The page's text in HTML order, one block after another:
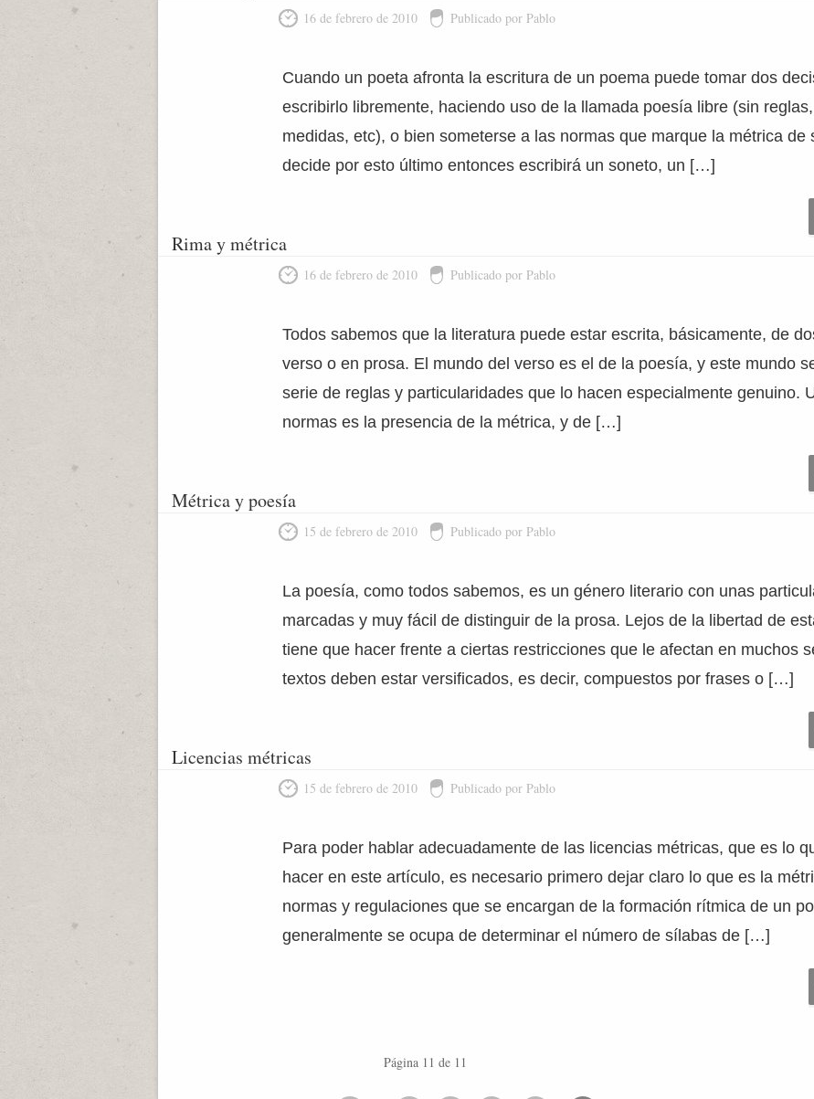
16 de febrero de 2010 Publicado por Pablo
Cuando un poeta afronta la escritura de un poema puede tomar dos
escribirlo libremente, haciendo uso de la llamada poesía libre (sin
medidas, etc), o bien someterse a las normas que marque la métrica de
decide por esto último entonces escribirá un soneto, un […]
Rima y métrica
16 de febrero de 2010 Publicado por Pablo
Todos sabemos que la literatura puede estar escrita, básicamente, de
verso o en prosa. El mundo del verso es el de la poesía, y este mundo
serie de reglas y particularidades que lo hacen especialmente genuino.
normas es la presencia de la métrica, y de […]
Métrica y poesía
15 de febrero de 2010 Publicado por Pablo
La poesía, como todos sabemos, es un género literario con unas
marcadas y muy fácil de distinguir de la prosa. Lejos de la libertad de
tiene que hacer frente a ciertas restricciones que le afectan en muchos
textos deben estar versificados, es decir, compuestos por frases o […]
Licencias métricas
15 de febrero de 2010 Publicado por Pablo
Para poder hablar adecuadamente de las licencias métricas, que es lo
hacer en este artículo, es necesario primero dejar claro lo que es la
normas y regulaciones que se encargan de la formación rítmica de un
generalmente se ocupa de determinar el número de sílabas de […]
Página 11 de 11